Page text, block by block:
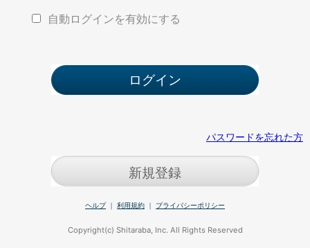
自動ログインを有効にする
パスワードを忘れた方
新規登録
ヘルプ｜ 利用規約 ｜ プライバシーポリシー
Copyright(c) Shitaraba, Inc. All Rights Reserved